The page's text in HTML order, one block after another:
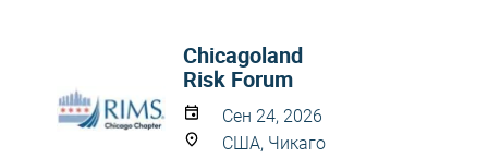
Chicagoland
Risk Forum
Сен 24, 2026
США, Чикаго